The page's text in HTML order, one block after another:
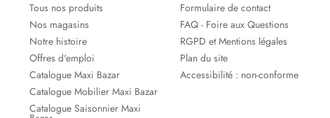
Tous nos produits
Nos magasins
Notre histoire
Offres d'emploi
Catalogue Maxi Bazar
Catalogue Mobilier Maxi Bazar
Catalogue Saisonnier Maxi
Formulaire de contact
FAQ - Foire aux Questions
RGPD et Mentions légales
Plan du site
Accessibilité : non-conforme